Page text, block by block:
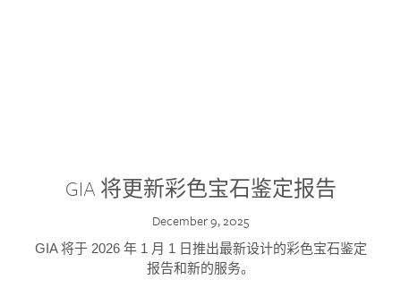
GIA 将更新彩色宝石鉴定报告
December 9, 2025
GIA 将于 2026 年 1 月 1 日推出最新设计的彩色宝石鉴定
报告和新的服务。